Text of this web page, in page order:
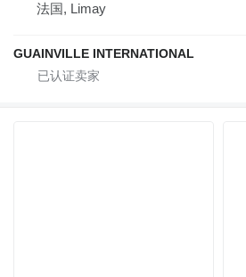
法国, Limay
GUAINVILLE INTERNATIONAL